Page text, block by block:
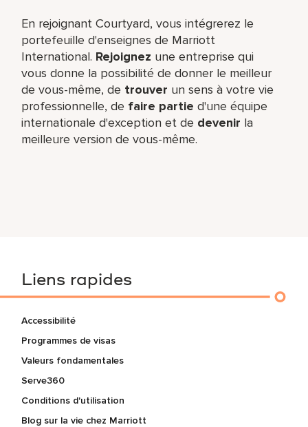
En rejoignant Courtyard, vous intégrerez le
portefeuille d'enseignes de Marriott
International. Rejoignez une entreprise qui
vous donne la possibilité de donner le meilleur
de vous-même,​ de trouver un sens à votre vie
professionnelle, de faire partie d'une équipe
internationale​ d'exception et de devenir la
meilleure version de vous-même.
Liens rapides
Accessibilité
Programmes de visas
Valeurs fondamentales
Serve360
Conditions d'utilisation
Blog sur la vie chez Marriott